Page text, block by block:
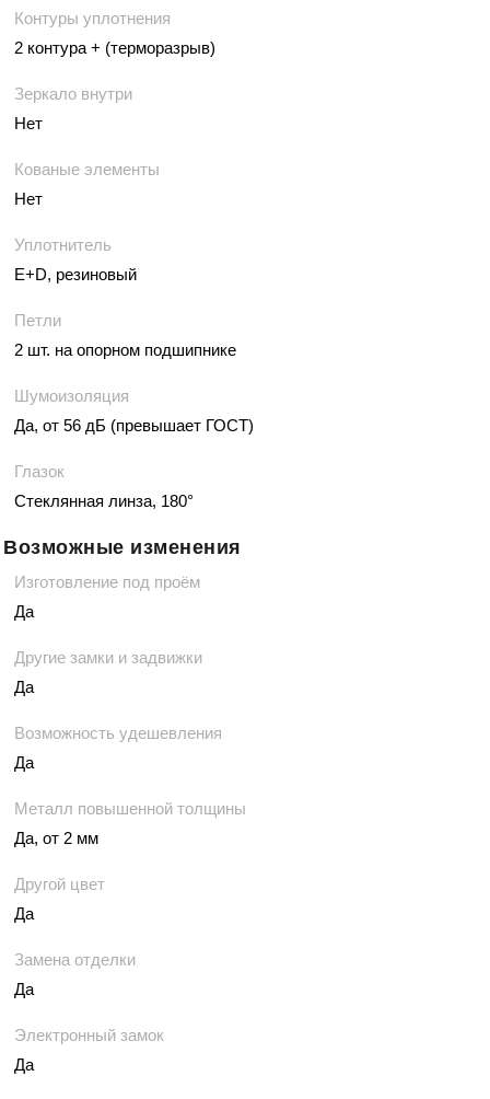
Контуры уплотнения
2 контура + (терморазрыв)
Зеркало внутри
Нет
Кованые элементы
Нет
Уплотнитель
E+D, резиновый
Петли
2 шт. на опорном подшипнике
Шумоизоляция
Да, от 56 дБ (превышает ГОСТ)
Глазок
Стеклянная линза, 180°
Возможные изменения
Изготовление под проём
Да
Другие замки и задвижки
Да
Возможность удешевления
Да
Металл повышенной толщины
Да, от 2 мм
Другой цвет
Да
Замена отделки
Да
Электронный замок
Да